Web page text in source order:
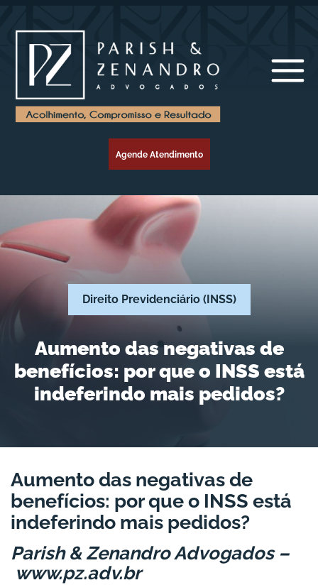
Agende Atendimento
Direito Previdenciário (INSS)
Aumento das negativas de
benefícios: por que o INSS está
indeferindo mais pedidos?
Aumento das negativas de
benefícios: por que o INSS está
indeferindo mais pedidos?
Parish & Zenandro Advogados –
www.pz.adv.br